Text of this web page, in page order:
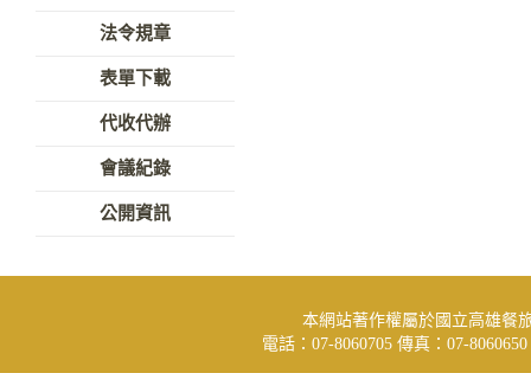
法令規章
表單下載
代收代辦
會議紀錄
公開資訊
本網站著作權屬於國立高雄餐
電話：07-8060705 傳真：07-